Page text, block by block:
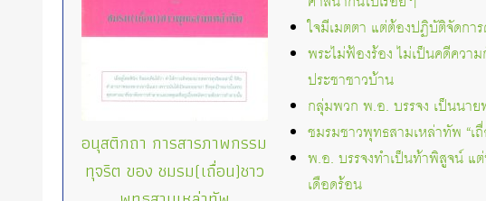
อนุสติกถา การสารภาพกรรม
ทุจริต ของ ชมรม(เถื่อน)ชาว
ใจมีเมตตา แต่ต้องปฏิบัติจัดก
พระไม่ฟ้องร้อง ไม่เป็นคดีควา
ประชาชาวบ้าน
กลุ่มพวก พ.อ. บรรจง เป็นนาย
ชมรมชาวพุทธสามเหล่าทัพ “เถื่
พ.อ. บรรจงทำเป็นท้าพิสูจน์
เดือดร้อน